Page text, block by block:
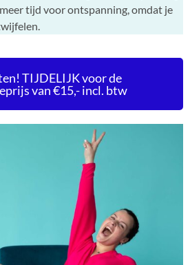
tijd voor ontspanning, omdat je
TIJDELIJK voor de
van €15,- incl. btw